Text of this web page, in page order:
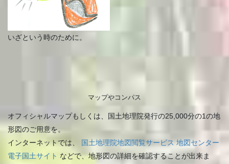
いざという時のために。
マップやコンパス
オフィシャルマップもしくは、国土地理院発行の25,000分の1の地
形図のご用意を。
インターネットでは、
国土地理院地図閲覧サービス 地図センター
電子国土サイト などで、地形図の詳細を確認することが出来ま